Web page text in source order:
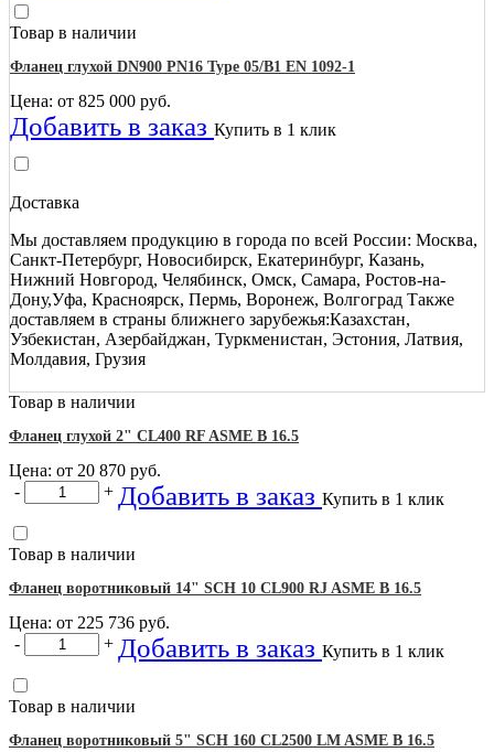
Товар в наличии
Фланец глухой DN900 PN16 Type 05/B1 EN 1092-1
Цена: от 825 000 руб.
Добавить в заказ Купить в 1 клик
Доставка
Мы доставляем продукцию в города по всей России: Москва,
Санкт-Петербург, Новосибирск, Екатеринбург, Казань,
Нижний Новгород, Челябинск, Омск, Самара, Ростов-на-
Дону,Уфа, Красноярск, Пермь, Воронеж, Волгоград Также
доставляем в страны ближнего зарубежья:Казахстан,
Узбекистан, Азербайджан, Туркменистан, Эстония, Латвия,
Молдавия, Грузия
Товар в наличии
Фланец глухой 2" CL400 RF ASME B 16.5
Цена: от 20 870 руб.
-
+ Добавить в заказ Купить в 1 клик
Товар в наличии
Фланец воротниковый 14" SCH 10 CL900 RJ ASME B 16.5
Цена: от 225 736 руб.
-
+ Добавить в заказ Купить в 1 клик
Товар в наличии
Фланец воротниковый 5" SCH 160 CL2500 LM ASME B 16.5